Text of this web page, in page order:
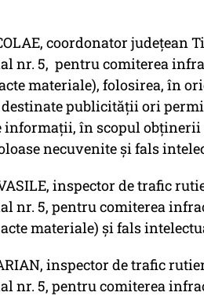
coordonator județean
nr. 5, pentru comiterea
materiale), folosirea, în
publicităţii ori
informaţii, în scopul
necuvenite și fals
inspector de trafic
nr. 5, pentru comiterea
materiale) și fals
inspector de trafic
nr. 5, pentru comiterea